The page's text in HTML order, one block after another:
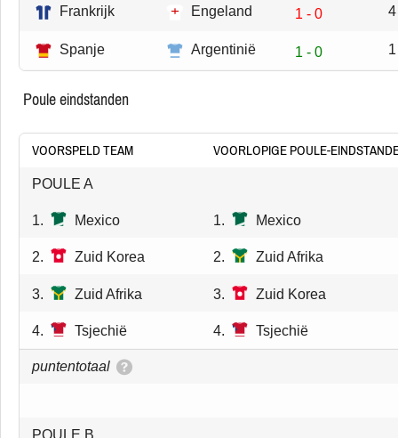
Frankrijk Engeland 1 - 0
Spanje Argentinië 1 - 0
poule eindstanden
VOORSPELD TEAM VOORLOPIGE POULE-
POULE A
1. Mexico 1. Mexico
2. Zuid Korea 2. Zuid Afrika
3. Zuid Afrika 3. Zuid Korea
4. Tsjechië 4. Tsjechië
puntentotaal
POULE B